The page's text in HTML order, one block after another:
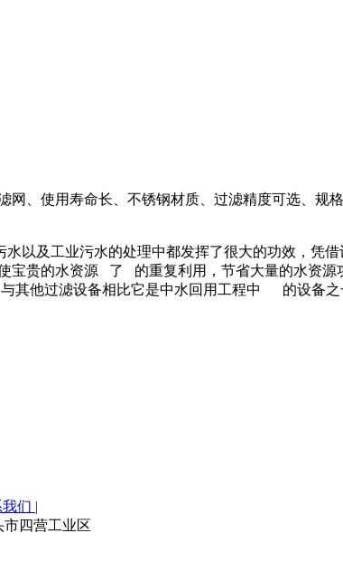
、使用寿命长、不锈钢材质、过滤精度可选、规格
以及工业污水的处理中都发挥了很大的功效，凭借
的水资源 了 的重复利用，节省大量的水资源
其他过滤设备相比它是中水回用工程中 的设备
们 |
四营工业区